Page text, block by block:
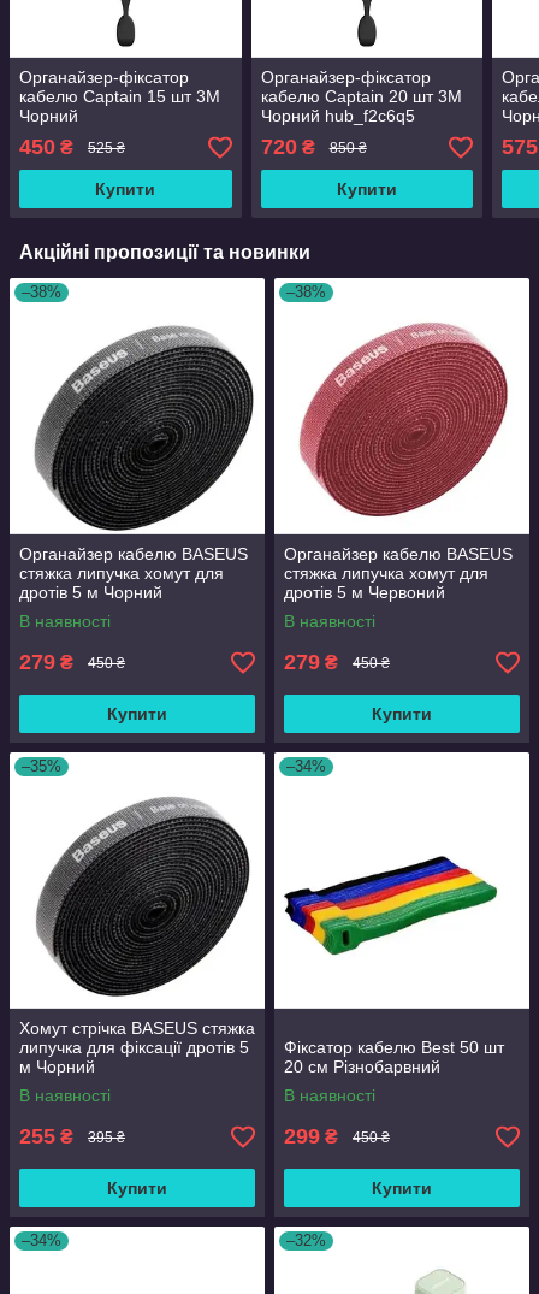
Органайзер-фіксатор
кабелю Captain 15 шт 3М
Чорний
450 ₴ 525 ₴
Купити
Органайзер-фіксатор
кабелю Captain 20 шт 3М
Чорний hub_f2c6q5
720₴ 850 ₴
Купити
575
Акційні пропозиції та новинки
–38%
Органайзер кабелю BASEUS
стяжка липучка хомут для
дротів 5 м Чорний
В наявності
279 ₴ 450 ₴
Купити
–38%
Органайзер кабелю BASEUS
стяжка липучка хомут для
дротів 5 м Червоний
В наявності
279 ₴ 450 ₴
Купити
–35%
Хомут стрічка BASEUS стяжка
липучка для фіксації дротів 5
м Чорний
В наявності
255 ₴ 395 ₴
Купити
–34%
Фіксатор кабелю Best 50 шт
20 см Різнобарвний
В наявності
299 ₴ 450 ₴
Купити
–34% –32%